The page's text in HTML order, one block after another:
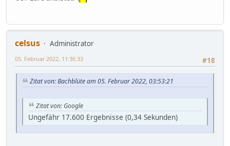
celsus
Administrator
#18
05. Februar 2022, 11:36:33
Zitat von: Bachblüte am 05. Februar 2022, 03:53:21
Zitat von: Google
Ungefähr 17.600 Ergebnisse (0,34 Sekunden)